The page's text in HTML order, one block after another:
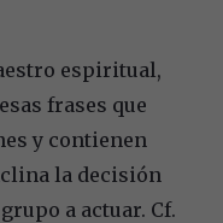
espiritual,
frases que
y contienen
la decisión
a actuar. Cf.